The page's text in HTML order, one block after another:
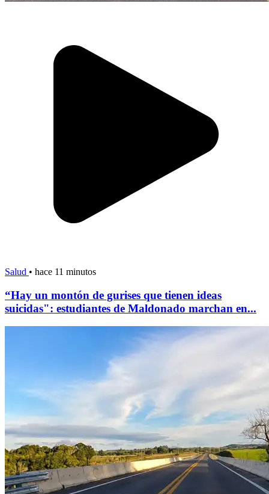
Salud • hace 11 minutos
“Hay un montón de gurises que tienen ideas
suicidas": estudiantes de Maldonado marchan en...